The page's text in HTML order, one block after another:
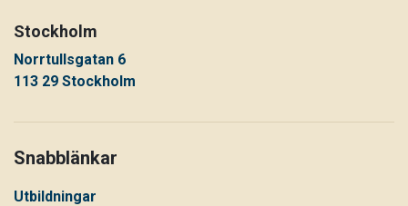
Stockholm
Norrtullsgatan 6
113 29 Stockholm
Snabblänkar
Utbildningar